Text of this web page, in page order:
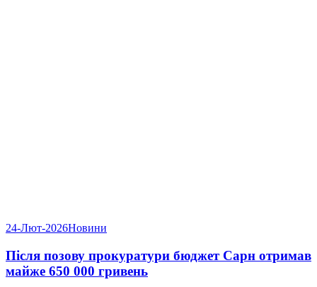
24-Лют-2026Новини
Після позову прокуратури бюджет Сарн отримав
майже 650 000 гривень